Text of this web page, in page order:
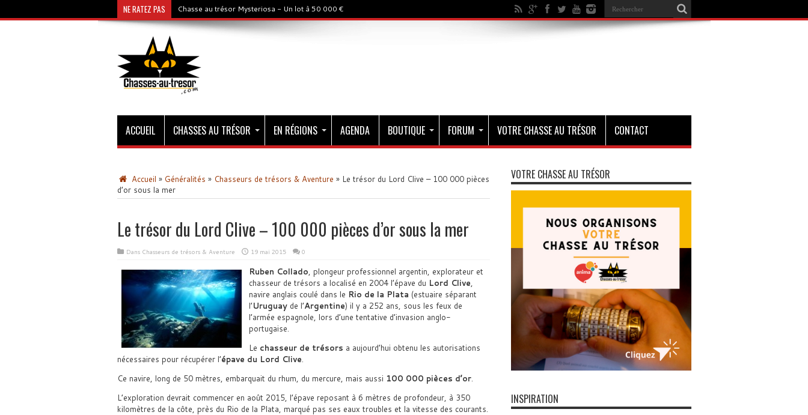
NE RATEZ PAS Chasse au trésor Mysteriosa - Un lot à 50 000 €
ACCUEIL CHASSES AU TRÉSOR EN RÉGIONS AGENDA BOUTIQUE FORUM VOTRE CHASSE AU TRÉSOR CONTACT
Accueil » Généralités » Chasseurs de trésors & Aventure » Le trésor du Lord Clive – 100 000 pièces
d’or sous la mer
Le trésor du Lord Clive – 100 000 pièces d’or sous la mer
Dans Chasseurs de trésors & Aventure 19 mai 2015 0
Ruben Collado, plongeur professionnel argentin, explorateur et
chasseur de trésors a localisé en 2004 l’épave du Lord Clive,
navire anglais coulé dans le Rio de la Plata (estuaire séparant
l’Uruguayde l’Argentine) il y a 252 ans, sous les feux de
l’armée espagnole, lors d’une tentative d’invasion anglo-
portugaise.
Le chasseur de trésors a aujourd’hui obtenu les autorisations
nécessaires pour récupérer l’épave du Lord Clive.
Ce navire, long de 50 mètres, embarquait du rhum, du mercure, mais aussi 100 000 pièces d’or.
L’exploration devrait commencer en août 2015, l’épave reposant à 6 mètres de profondeur, à 350
kilomètres de la côte, près du Rio de la Plata, marqué pas ses eaux troubles et la vitesse des courants.
VOTRE CHASSE AU TRÉSOR
INSPIRATION